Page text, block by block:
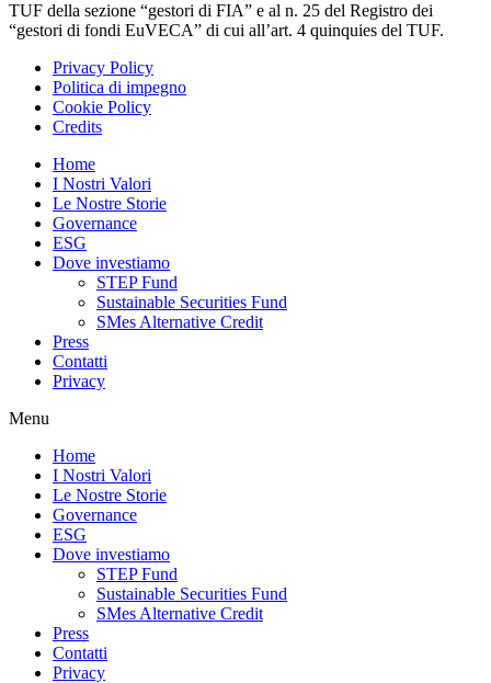
TUF della sezione “gestori di FIA” e al n. 25 del Registro dei
“gestori di fondi EuVECA” di cui all’art. 4 quinquies del TUF.
Privacy Policy
Politica di impegno
Cookie Policy
Credits
Home
I Nostri Valori
Le Nostre Storie
Governance
ESG
Dove investiamo
STEP Fund
Sustainable Securities Fund
SMes Alternative Credit
Press
Contatti
Privacy
Menu
Home
I Nostri Valori
Le Nostre Storie
Governance
ESG
Dove investiamo
STEP Fund
Sustainable Securities Fund
SMes Alternative Credit
Press
Contatti
Privacy